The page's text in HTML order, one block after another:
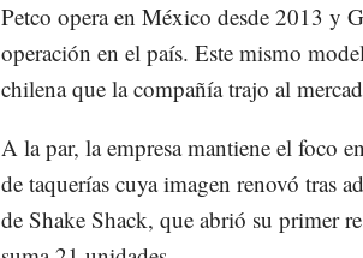
Petco opera en México desde 2013 y
operación en el país. Este mismo
chilena que la compañía trajo al
A la par, la empresa mantiene el foco
de taquerías cuya imagen renovó tras
de Shake Shack, que abrió su primer